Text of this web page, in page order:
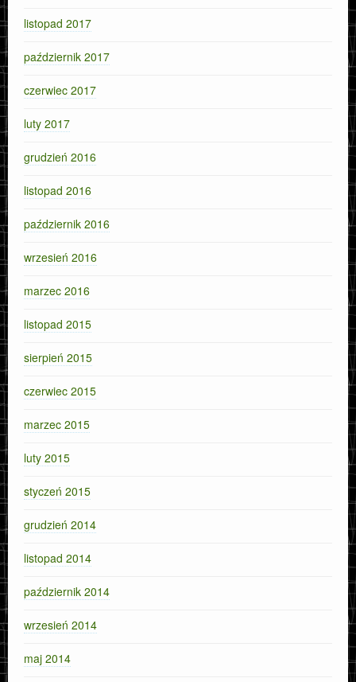
listopad 2017
październik 2017
czerwiec 2017
luty 2017
grudzień 2016
listopad 2016
październik 2016
wrzesień 2016
marzec 2016
listopad 2015
sierpień 2015
czerwiec 2015
marzec 2015
luty 2015
styczeń 2015
grudzień 2014
listopad 2014
październik 2014
wrzesień 2014
maj 2014